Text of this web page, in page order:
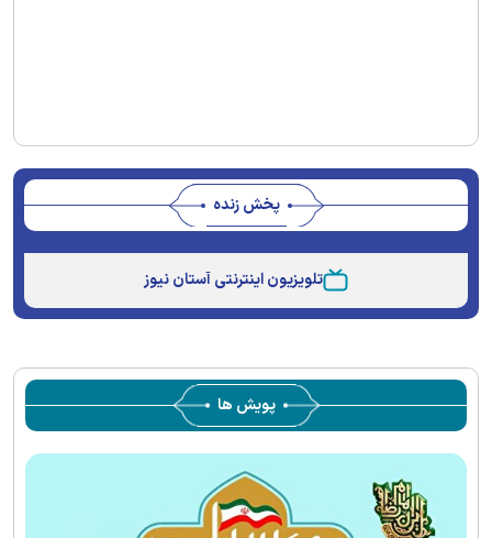
پخش زنده
تلویزیون اینترنتی آستان نیوز
پویش ها